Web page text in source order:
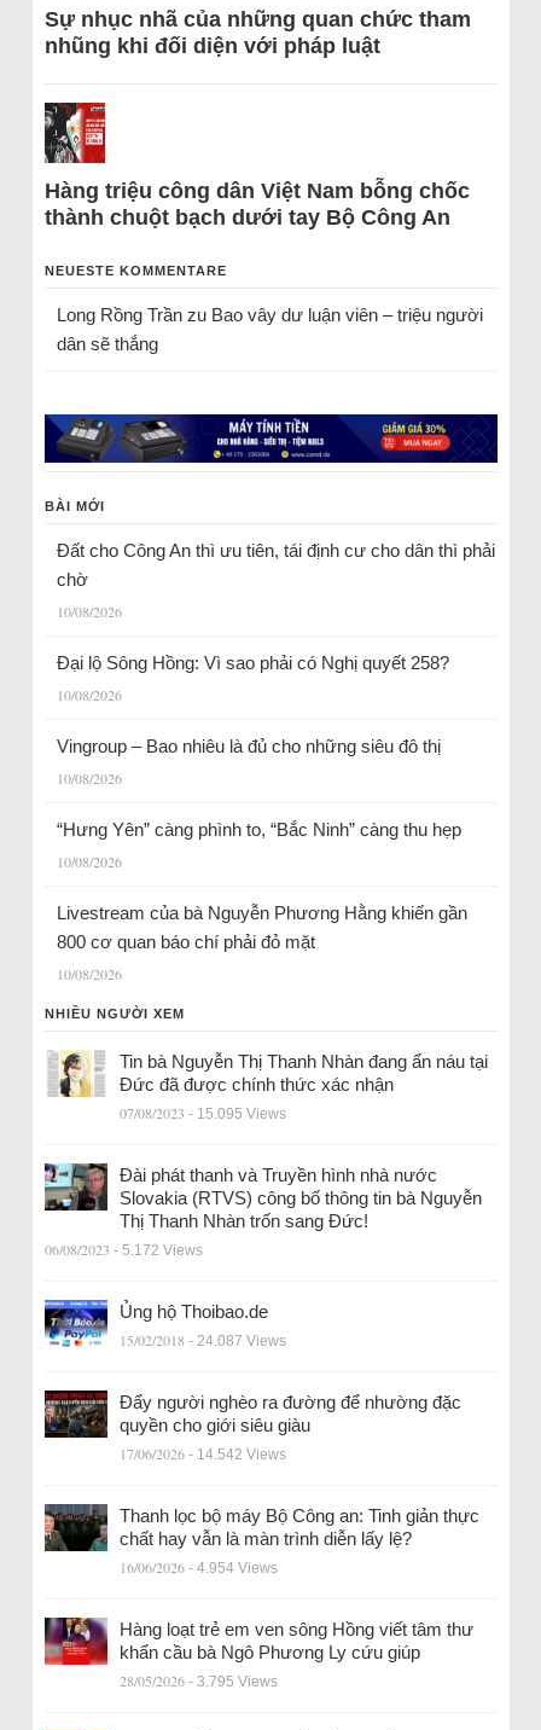
Sự nhục nhã của những quan chức tham
nhũng khi đối diện với pháp luật
Hàng triệu công dân Việt Nam bỗng chốc
thành chuột bạch dưới tay Bộ Công An
NEUESTE KOMMENTARE
Long Rồng Trầnzu Bao vây dư luận viên – triệu người
dân sẽ thắng
BÀI MỚI
Đất cho Công An thì ưu tiên, tái định cư cho dân thì phải
chờ
10/08/2026
Đại lộ Sông Hồng: Vì sao phải có Nghị quyết 258?
10/08/2026
Vingroup – Bao nhiêu là đủ cho những siêu đô thị
10/08/2026
“Hưng Yên” càng phình to, “Bắc Ninh” càng thu hẹp
10/08/2026
Livestream của bà Nguyễn Phương Hằng khiến gần
800 cơ quan báo chí phải đỏ mặt
10/08/2026
NHIỀU NGƯỜI XEM
Tin bà Nguyễn Thị Thanh Nhàn đang ẩn náu tại
Đức đã được chính thức xác nhận
07/08/2023 - 15.095 Views
Đài phát thanh và Truyền hình nhà nước
Slovakia (RTVS) công bố thông tin bà Nguyễn
Thị Thanh Nhàn trốn sang Đức!
06/08/2023 - 5.172 Views
Ủng hộ Thoibao.de
15/02/2018 - 24.087 Views
Đẩy người nghèo ra đường để nhường đặc
quyền cho giới siêu giàu
17/06/2026 - 14.542 Views
Thanh lọc bộ máy Bộ Công an: Tinh giản thực
chất hay vẫn là màn trình diễn lấy lệ?
16/06/2026 - 4.954 Views
Hàng loạt trẻ em ven sông Hồng viết tâm thư
khẩn cầu bà Ngô Phương Ly cứu giúp
28/05/2026 - 3.795 Views